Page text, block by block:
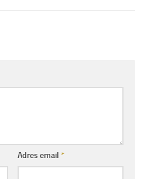
Adres email *